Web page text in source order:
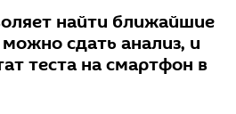
найти ближайшие
сдать анализ, и
теста на смартфон в